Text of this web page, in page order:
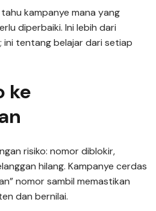
tahu kampanye mana yang
diperbaiki. Ini lebih dari
ini tentang belajar dari setiap
ke
risiko: nomor diblokir,
hilang. Kampanye cerdas
nomor sambil memastikan
dan bernilai.